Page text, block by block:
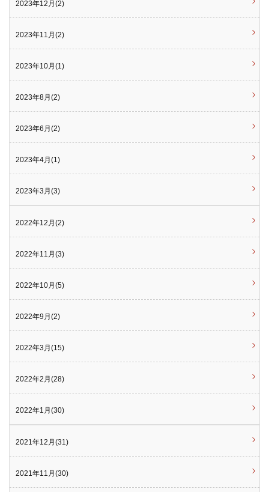
2023年12月(2)
2023年11月(2)
2023年10月(1)
2023年8月(2)
2023年6月(2)
2023年4月(1)
2023年3月(3)
2022年12月(2)
2022年11月(3)
2022年10月(5)
2022年9月(2)
2022年3月(15)
2022年2月(28)
2022年1月(30)
2021年12月(31)
2021年11月(30)